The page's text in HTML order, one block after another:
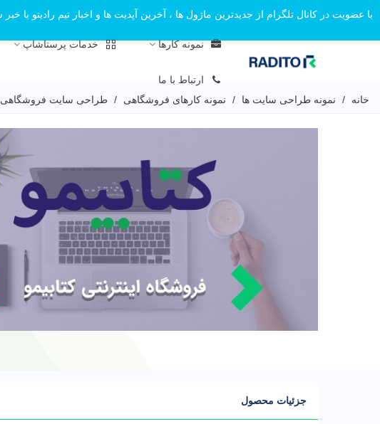
با عضویت در کانال تلگرام از جدیدترین ماژول ها ، آخرین آپدیت ها و اخبار تیم رادیتو با خبر
نمونه کارها خدمات پرستاشاپ
ارتباط با ما
خانه / نمونه طراحی سایت ها / نمونه کارهای فروشگاهی / طراحی سایت فروشگاهی "
جزئیات محصول